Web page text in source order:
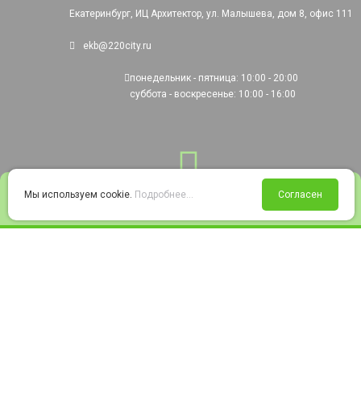
Войти Избранное Корзина
Екатеринбург, ИЦ Архитектор, ул. Малышева, дом 8, офис 111
ekb@220city.ru
понедельник - пятница: 10:00 - 20:00
суббота - воскресенье: 10:00 - 16:00
Мы используем cookie. Подробнее... Согласен